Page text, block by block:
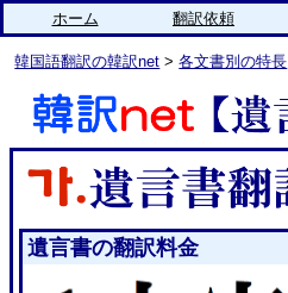
ホーム 翻訳依頼
韓国語翻訳の韓訳net >各文書別の特長
遺言書の翻訳料金